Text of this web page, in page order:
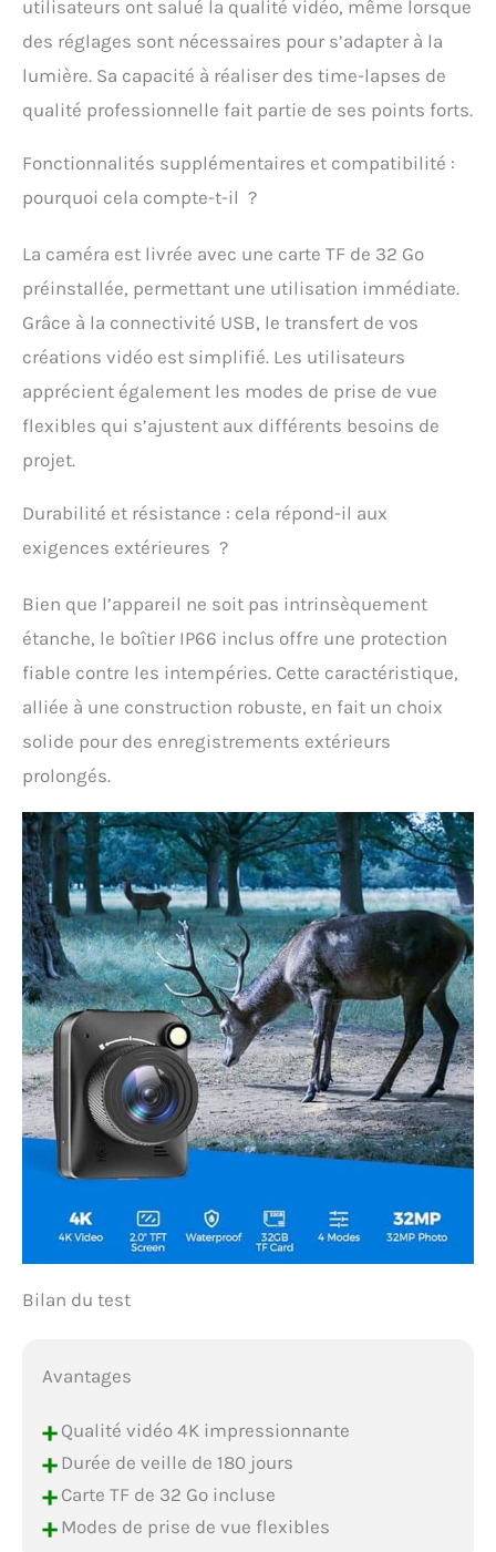
Connectez-vous à
l'alimentation, et
lapse déplace en continu
SD atteigne sa pleine
capacité, offrant une
accélérée prolongée.
Modes de prise de vue
soyez dans la prise de
vue chronométrée, le
time-lapse, notre
appareil photo est ce
vous pouvez capturer
environnementaux à
long terme, créez de
courts clips vidéo ou
même produisez des
films d'animation Lego
motion Équipement de
protection IP66 et logée
dans un boîtier étanche,
cette caméra timelapse
est adaptée pour une
utilisation en intérieur et
en extérieur. L'ensemble
complet comprend la
caméra Timelapse, le
support à ventouse, le
support de tube
circulaire, le support de
clou, le boîtier étanche,
la carte SD, le câble USB
et le manuel de
l'utilisateur (français
non garanti). Capturez
confiance et précision.
utilisateurs ont salué la qualité vidéo, même lorsque
des réglages sont nécessaires pour s’adapter à la
lumière. Sa capacité à réaliser des time-lapses de
qualité professionnelle fait partie de ses points forts.
Fonctionnalités supplémentaires et compatibilité :
pourquoi cela compte-t-il ?
La caméra est livrée avec une carte TF de 32 Go
préinstallée, permettant une utilisation immédiate.
Grâce à la connectivité USB, le transfert de vos
créations vidéo est simplifié. Les utilisateurs
apprécient également les modes de prise de vue
flexibles qui s’ajustent aux différents besoins de
projet.
Durabilité et résistance : cela répond-il aux
exigences extérieures ?
Bien que l’appareil ne soit pas intrinsèquement
étanche, le boîtier IP66 inclus offre une protection
fiable contre les intempéries. Cette caractéristique,
alliée à une construction robuste, en fait un choix
solide pour des enregistrements extérieurs
prolongés.
Bilan du test
Avantages
+Qualité vidéo 4K impressionnante
+Durée de veille de 180 jours
+Carte TF de 32 Go incluse
+Modes de prise de vue flexibles